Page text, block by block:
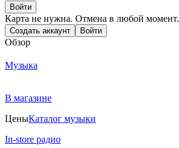
Войти
Карта не нужна. Отмена в любой момент.
Создать аккаунт Войти
Обзор
Музыка
В магазине
ЦеныКаталог музыки
In-store радио